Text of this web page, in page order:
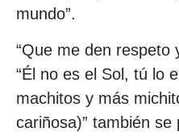
mundo”.
“Que me den respeto
“Él no es el Sol, tú lo
machitos y más
cariñosa)” también se